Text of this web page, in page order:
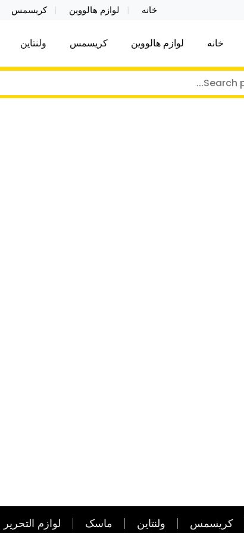
خانه لوازم هالووین کریسمس
تاین کادویی کریسمس اکسسوری
فروش عمده لوازم هالووین ولن تاین کادویی
خانه لوازم هالووین کریسمس ولنتاین
کریسمس ولنتاین ماسک لوازم التحریر